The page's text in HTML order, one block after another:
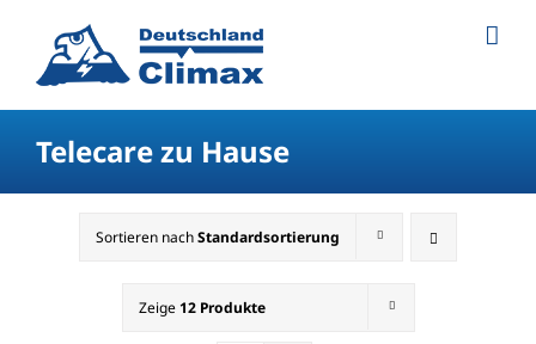
Telecare zu Hause
Sortieren nachStandardsortierung
Zeige 12 Produkte